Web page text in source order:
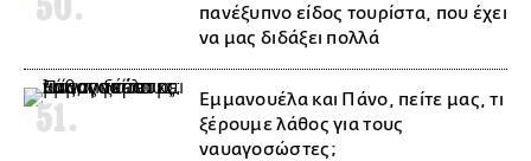
πανέξυπνο είδος τουρίστα, που έχει
να μας διδάξει πολλά
Εμμανουέλα και Πάνο, πείτε μας, τι
ξέρουμε λάθος για τους
ναυαγοσώστες;